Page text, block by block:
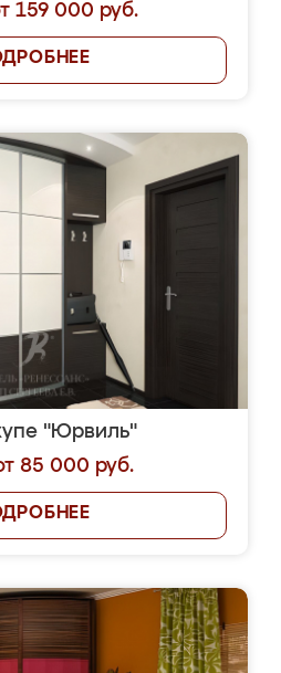
159 000 руб.
"Юрвиль"
85 000 руб.